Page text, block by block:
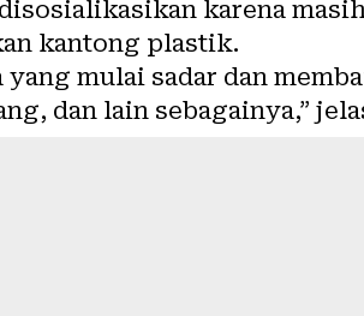
karena
kantong plastik.
mulai sadar dan
dan lain sebagainya,”